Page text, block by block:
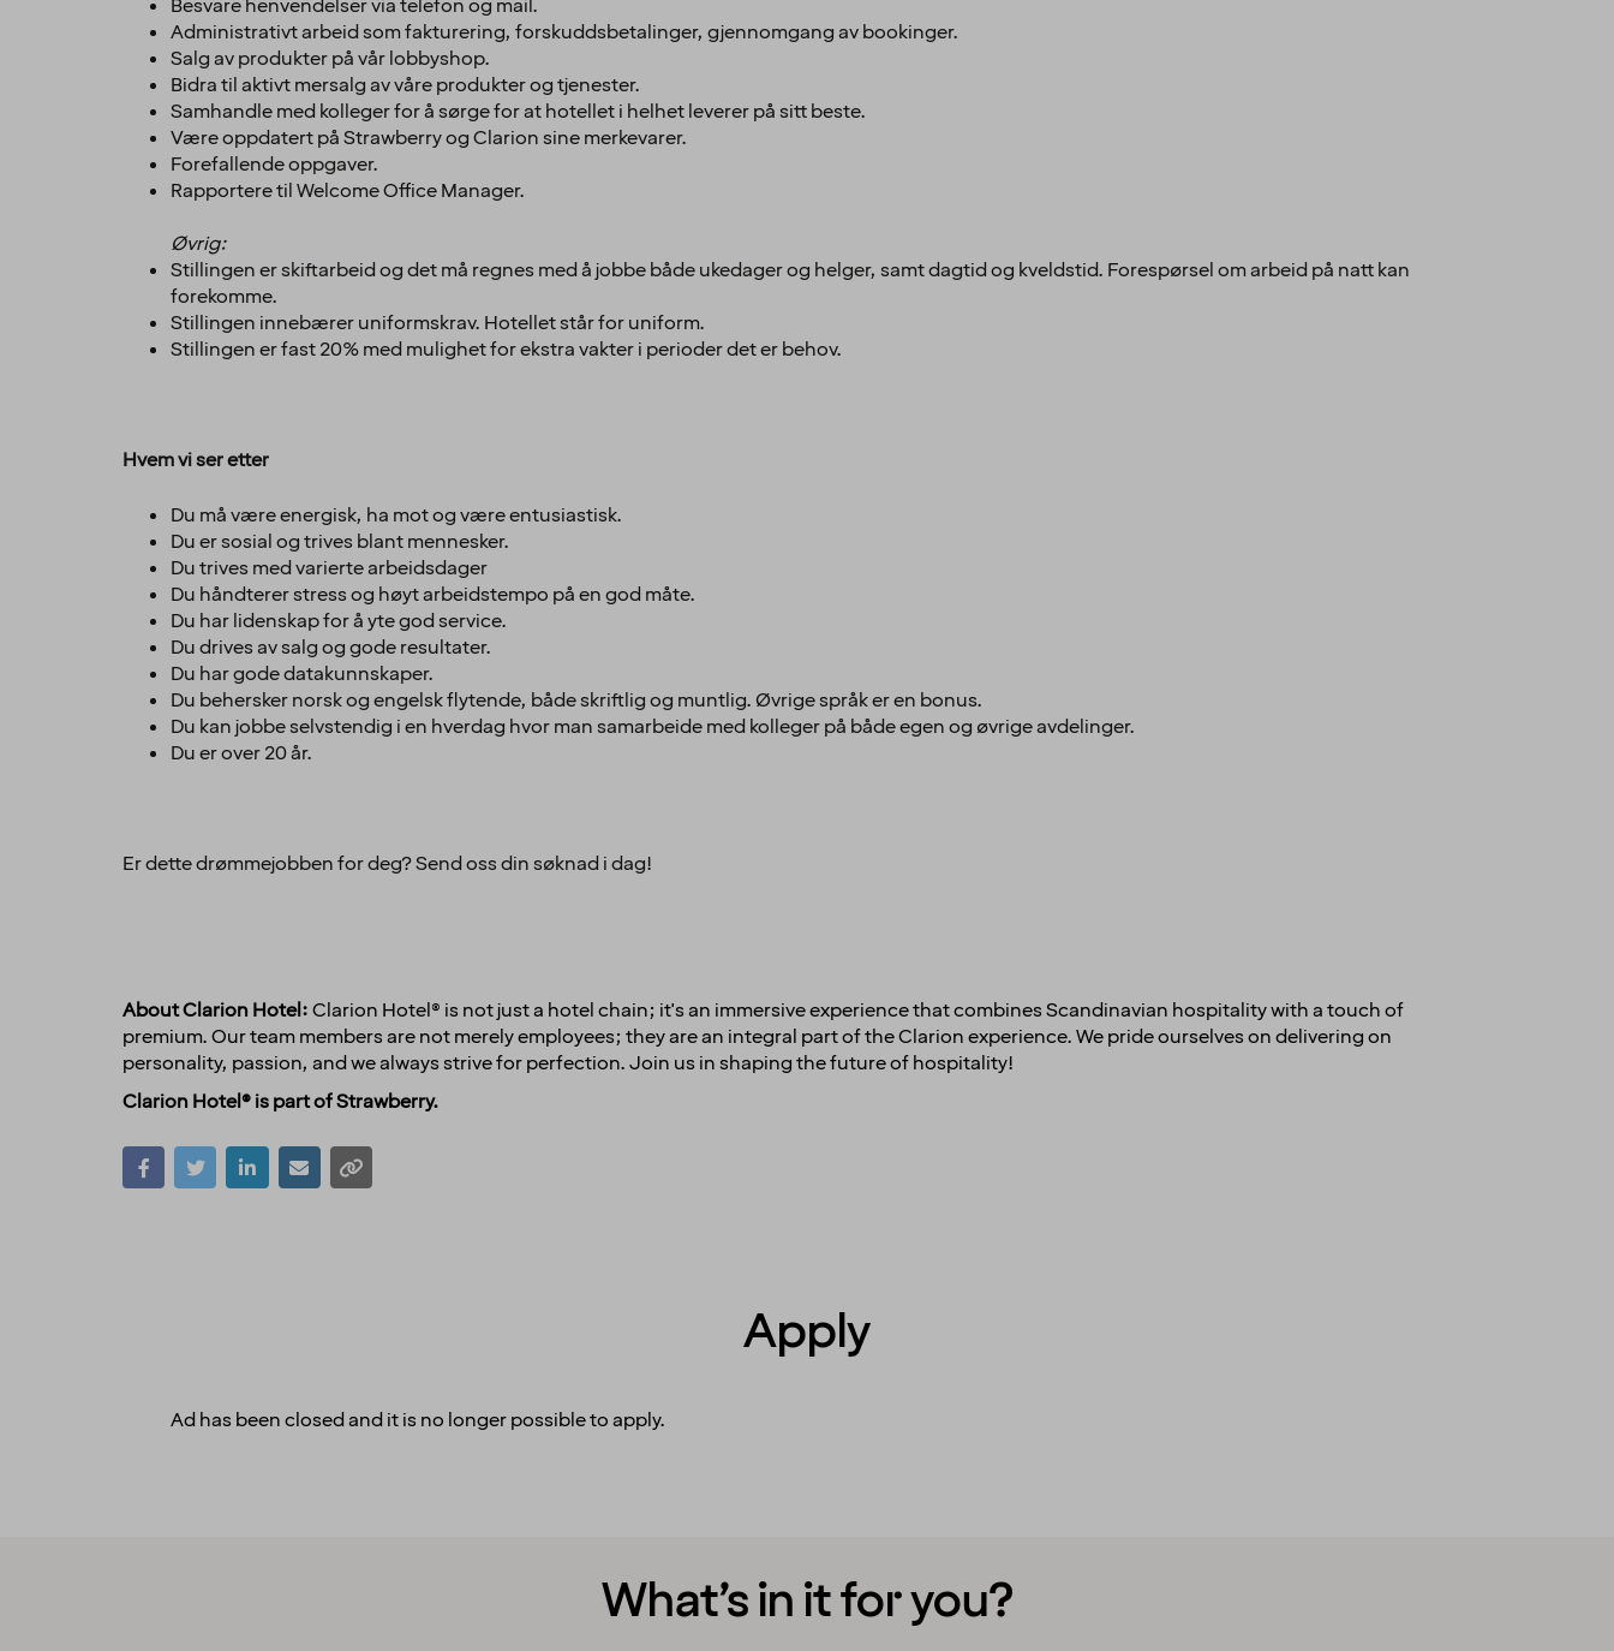
Besvare henvendelser via telefon og mail.
Administrativt arbeid som fakturering, forskuddsbetalinger, gjennomgang av bookinger.
Salg av produkter på vår lobbyshop.
Bidra til aktivt mersalg av våre produkter og tjenester.
Samhandle med kolleger for å sørge for at hotellet i helhet leverer på sitt beste.
Være oppdatert på Strawberry og Clarion sine merkevarer.
Forefallende oppgaver.
Rapportere til Welcome Office Manager.
Øvrig:
Stillingen er skiftarbeid og det må regnes med å jobbe både ukedager og helger, samt dagtid og kveldstid. Forespørsel om arbeid på natt kan
forekomme.
Stillingen innebærer uniformskrav. Hotellet står for uniform.
Stillingen er fast 20% med mulighet for ekstra vakter i perioder det er behov.
Hvem vi ser etter
Du må være energisk, ha mot og være entusiastisk.
Du er sosial og trives blant mennesker.
Du trives med varierte arbeidsdager
Du håndterer stress og høyt arbeidstempo på en god måte.
Du har lidenskap for å yte god service.
Du drives av salg og gode resultater.
Du har gode datakunnskaper.
Du behersker norsk og engelsk flytende, både skriftlig og muntlig. Øvrige språk er en bonus.
Du kan jobbe selvstendig i en hverdag hvor man samarbeide med kolleger på både egen og øvrige avdelinger.
Du er over 20 år.
Er dette drømmejobben for deg? Send oss din søknad i dag!
About Clarion Hotel:Clarion Hotel® is not just a hotel chain; it's an immersive experience that combines Scandinavian hospitality with a touch of
premium. Our team members are not merely employees; they are an integral part of the Clarion experience. We pride ourselves on delivering on
personality, passion, and we always strive for perfection. Join us in shaping the future of hospitality!
Clarion Hotel® is part of Strawberry.
Apply
Ad has been closed and it is no longer possible to apply.
What’s in it for you?